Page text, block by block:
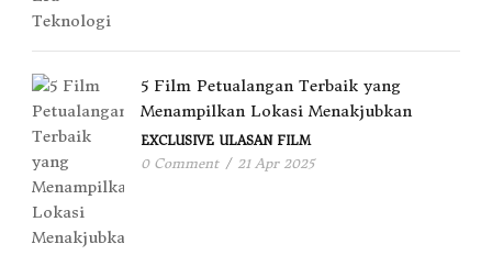
5 Film Petualangan Terbaik yang
Menampilkan Lokasi Menakjubkan
EXCLUSIVE ULASAN FILM
0 Comment / 21 Apr 2025